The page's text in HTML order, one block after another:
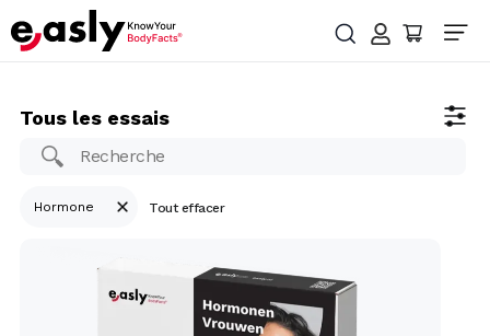
Tous les essais
Hormone Tout effacer
Test hormonal pour les femmes
– Découvrez votre santé
hormonale